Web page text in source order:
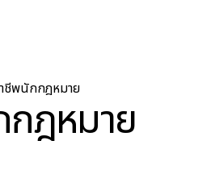
ชีพนักกฎหมาย
กฎหมาย